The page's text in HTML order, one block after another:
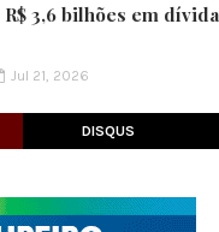
3,6 bilhões em
Jul 21, 2026
DISQUS